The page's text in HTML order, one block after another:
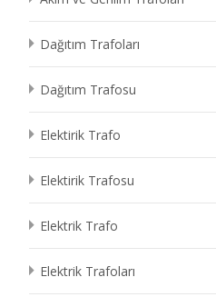
Dağıtım Trafoları
Dağıtım Trafosu
Elektirik Trafo
Elektirik Trafosu
Elektrik Trafo
Elektrik Trafoları